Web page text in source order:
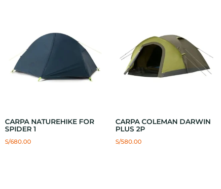
CARPA NATUREHIKE FOR
SPIDER 1
S/680.00
CARPA COLEMAN DARWIN
PLUS 2P
S/580.00